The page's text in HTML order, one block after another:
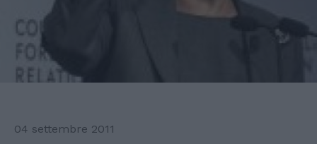
04 settembre 2011